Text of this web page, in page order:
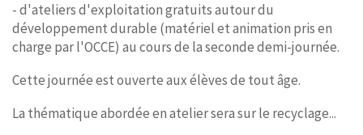
- d'ateliers d'exploitation gratuits autour du
développement durable (matériel et animation pris en
charge par l'OCCE) au cours de la seconde demi-journée.
Cette journée est ouverte aux élèves de tout âge.
La thématique abordée en atelier sera sur le recyclage...